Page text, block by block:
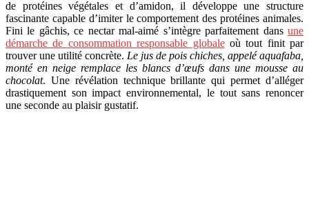
de protéines végétales et d’amidon, il développe une structure
fascinante capable d’imiter le comportement des protéines animales.
Fini le gâchis, ce nectar mal-aimé s’intègre parfaitement dans une
démarche de consommation responsable globaleoù tout finit par
trouver une utilité concrète. Le jus de pois chiches, appelé aquafaba,
monté en neige remplace les blancs d’œufs dans une mousse au
chocolat. Une révélation technique brillante qui permet d’alléger
drastiquement son impact environnemental, le tout sans renoncer
une seconde au plaisir gustatif.